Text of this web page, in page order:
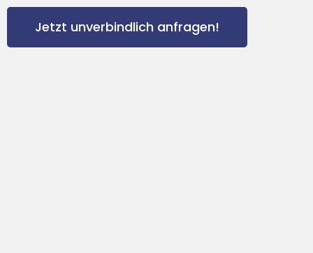
Jetzt unverbindlich anfragen!